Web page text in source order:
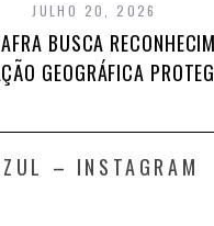
JULHO 20, 2026
BUSCA
GEOGRÁFICA
– INSTAGRAM